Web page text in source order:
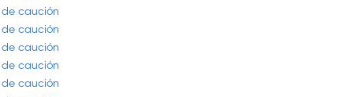
de caución
de caución
de caución
de caución
de caución